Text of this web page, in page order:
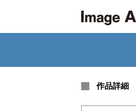
作品詳細